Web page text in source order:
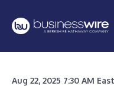
Aug 22, 2025 7:30 AM